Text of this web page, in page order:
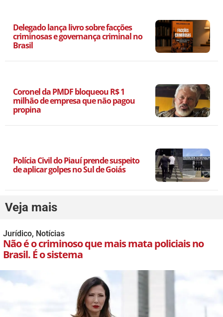
Delegado lança livro sobre facções
criminosas e governança criminal no
Brasil
Coronel da PMDF bloqueou R$ 1
milhão de empresa que não pagou
propina
Polícia Civil do Piauí prende suspeito
de aplicar golpes no Sul de Goiás
Veja mais
Jurídico, Notícias
Não é o criminoso que mais mata policiais no
Brasil. É o sistema